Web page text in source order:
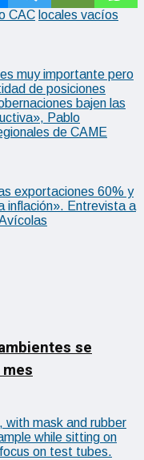
CAC locales vacíos
muy importante pero
de posiciones
bajen las
Pablo
de CAME
exportaciones 60% y
inflación». Entrevista a
se